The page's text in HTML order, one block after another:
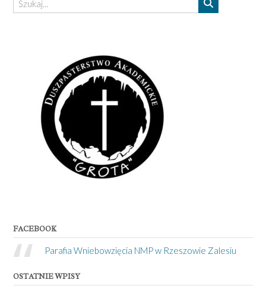
FACEBOOK
Parafia Wniebowzięcia NMP w Rzeszowie Zalesiu
OSTATNIE WPISY